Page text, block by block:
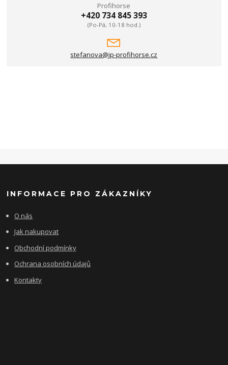
Profihorse
+420 734 845 393
(Po-Pá, 10-18 hod.)
stefanova@jp-profihorse.cz
INFORMACE PRO ZÁKAZNÍKY
O nás
Jak nakupovat
Obchodní podmínky
Ochrana osobních údajů
Kontakty